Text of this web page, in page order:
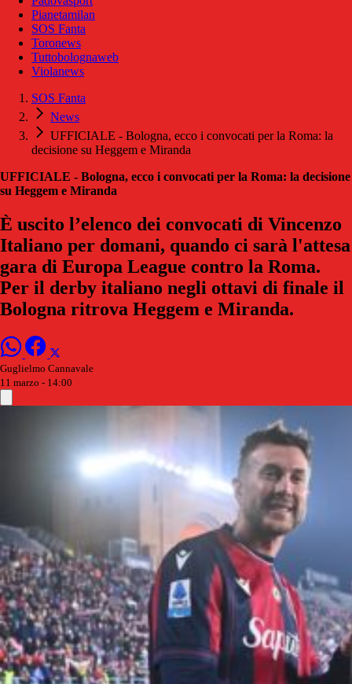
Pianetamilan
SOS Fanta
Toronews
Tuttobolognaweb
Violanews
SOS Fanta
News
UFFICIALE - Bologna, ecco i convocati per la Roma: la
decisione su Heggem e Miranda
UFFICIALE - Bologna, ecco i convocati per la Roma: la decisione
su Heggem e Miranda
È uscito l’elenco dei convocati di Vincenzo
Italiano per domani, quando ci sarà l'attesa
gara di Europa League contro la Roma.
Per il derby italiano negli ottavi di finale il
Bologna ritrova Heggem e Miranda.
Guglielmo Cannavale
11 marzo - 14:00